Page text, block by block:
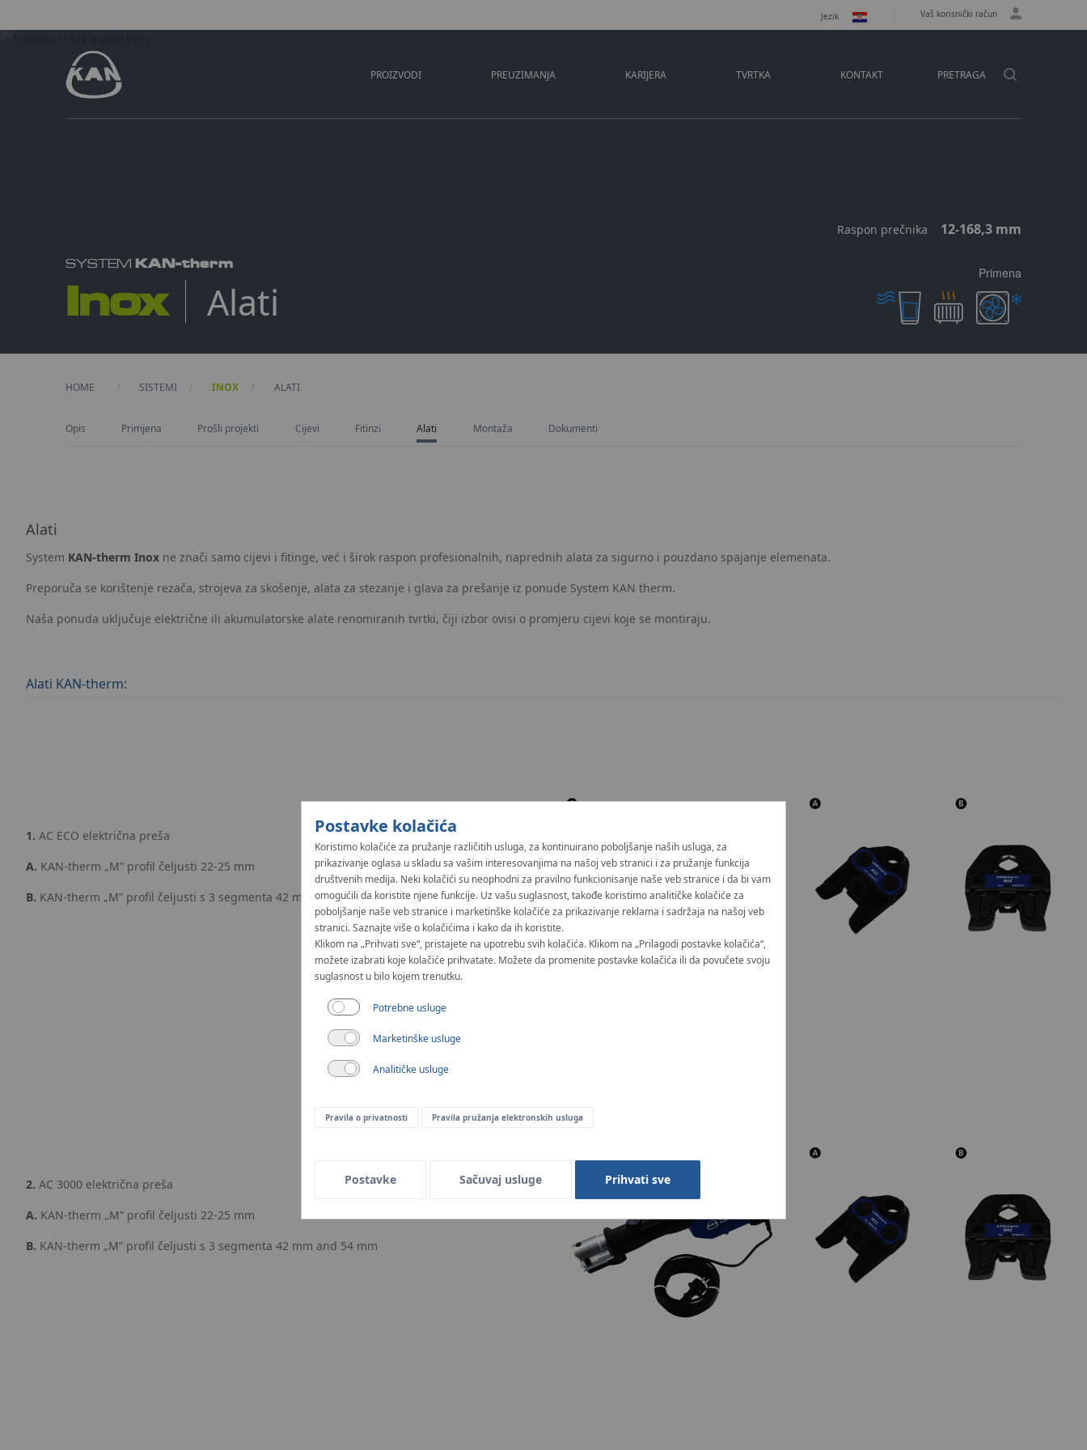
Jezik Vaš korisnički račun
PROIZVODI PREUZIMANJA KARIJERA TVRTKA KONTAKT PRETRAGA
SYSTEM KAN-therm
Inox Alati
Raspon prečnika 12-168,3 mm
Primena
HOME SISTEMI INOX CURRENT:
ALATI
Opis Primjena Prošli projekti Cijevi Fitinzi Alati Montaža Dokumenti
Alati
System KAN-therm Inox ne znači samo cijevi i fitinge, već i širok raspon profesionalnih, naprednih alata za sigurno i pouzdano spajanje elemenata.
Preporuča se korištenje rezača, strojeva za skošenje, alata za stezanje i glava za prešanje iz ponude System KAN therm.
Naša ponuda uključuje električne ili akumulatorske alate renomiranih tvrtki, čiji izbor ovisi o promjeru cijevi koje se montiraju.
Alati KAN-therm:
1. AC ECO električna preša
A. KAN‑therm „M” profil čeljusti 22-25 mm
B. KAN‑therm „M” profil čeljusti s 3 segmenta 42 mm and 54 mm
2. AC 3000 električna preša
A. KAN‑therm „M” profil čeljusti 22-25 mm
B. KAN‑therm „M” profil čeljusti s 3 segmenta 42 mm and 54 mm
Postavke kolačića
Koristimo kolačiće za pružanje različitih usluga, za kontinuirano poboljšanje naših usluga, za
prikazivanje oglasa u skladu sa vašim interesovanjima na našoj veb stranici i za pružanje funkcija
društvenih medija. Neki kolačići su neophodni za pravilno funkcionisanje naše veb stranice i da bi vam
omogućili da koristite njene funkcije. Uz vašu suglasnost, takođe koristimo analitičke kolačiće za
poboljšanje naše veb stranice i marketinške kolačiće za prikazivanje reklama i sadržaja na našoj veb
stranici. Saznajte više o kolačićima i kako da ih koristite.
Klikom na „Prihvati sve“, pristajete na upotrebu svih kolačića. Klikom na „Prilagodi postavke kolačića“,
možete izabrati koje kolačiće prihvatate. Možete da promenite postavke kolačića ili da povučete svoju
suglasnost u bilo kojem trenutku.
Potrebne usluge
Marketinške usluge
Analitičke usluge
Pravila o privatnosti Pravila pružanja elektronskih usluga
Postavke Sačuvaj usluge Prihvati sve